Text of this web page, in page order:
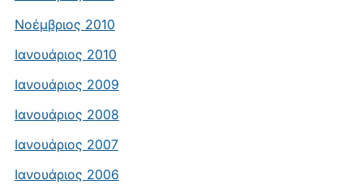
Νοέμβριος 2010
Ιανουάριος 2010
Ιανουάριος 2009
Ιανουάριος 2008
Ιανουάριος 2007
Ιανουάριος 2006